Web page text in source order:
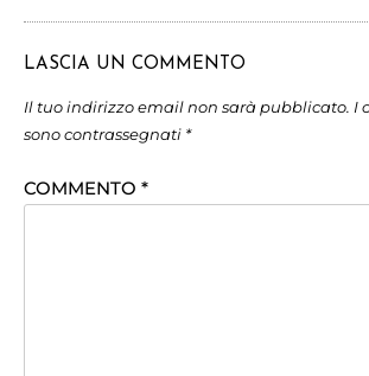
LASCIA UN COMMENTO
Il tuo indirizzo email non sarà pubblicato. I
sono contrassegnati *
COMMENTO *